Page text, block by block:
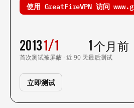
使用 GreatFireVPN 访问
2013
首次测试
1/1
被屏蔽 · 近 90 天
1 个月前
最后测试
立即测试